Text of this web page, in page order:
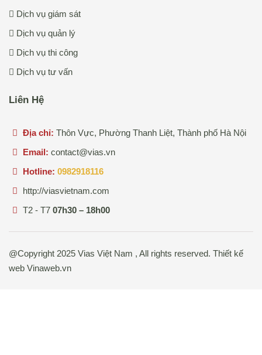
Dịch vụ giám sát
Dịch vụ quản lý
Dịch vụ thi công
Dịch vụ tư vấn
Liên Hệ
Địa chỉ: Thôn Vực, Phường Thanh Liệt, Thành phố Hà Nội
Email: contact@vias.vn
Hotline: 0982918116
http://viasvietnam.com
T2 - T7 07h30 – 18h00
@Copyright 2025 Vias Việt Nam , All rights reserved. Thiết kế
web Vinaweb.vn